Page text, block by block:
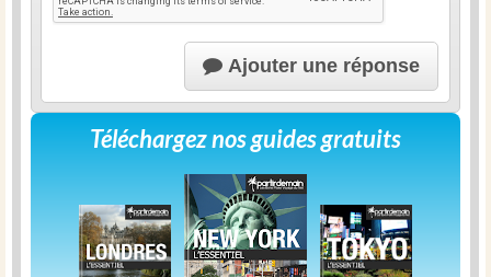
Ajouter une réponse
Téléchargez nos guides gratuits